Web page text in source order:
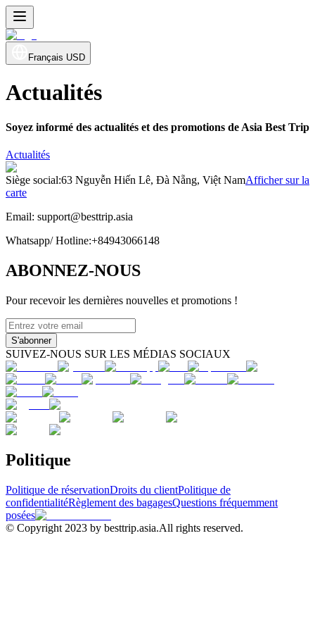
Français USD
Actualités
Soyez informé des actualités et des promotions de Asia Best Trip
Actualités
Siège social:63 Nguyễn Hiến Lê, Đà Nẵng, Việt NamAfficher sur la
carte
Email: support@besttrip.asia
Whatsapp/Hotline:+84943066148
ABONNEZ-NOUS
Pour recevoir les dernières nouvelles et promotions !
S'abonner
SUIVEZ-NOUS SUR LES MÉDIAS SOCIAUX
Politique
Politique de réservationDroits du clientPolitique de
confidentialitéRèglement des bagagesQuestions fréquemment
posées
© Copyright 2023 by besttrip.asia.All rights reserved.